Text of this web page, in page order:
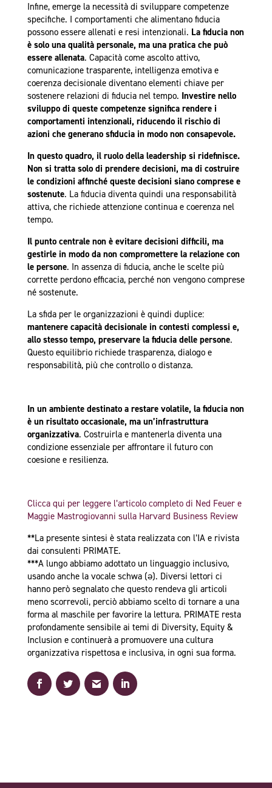
Infine, emerge la necessità di sviluppare competenze
specifiche. I comportamenti che alimentano fiducia
possono essere allenati e resi intenzionali. La fiducia non
è solo una qualità personale, ma una pratica che può
essere allenata. Capacità come ascolto attivo,
comunicazione trasparente, intelligenza emotiva e
coerenza decisionale diventano elementi chiave per
sostenere relazioni di fiducia nel tempo. Investire nello
sviluppo di queste competenze significa rendere i
comportamenti intenzionali, riducendo il rischio di
azioni che generano sfiducia in modo non consapevole.
In questo quadro, il ruolo della leadership si ridefinisce.
Non si tratta solo di prendere decisioni, ma di costruire
le condizioni affinché queste decisioni siano comprese e
sostenute. La fiducia diventa quindi una responsabilità
attiva, che richiede attenzione continua e coerenza nel
tempo.
Il punto centrale non è evitare decisioni difficili, ma
gestirle in modo da non compromettere la relazione con
le persone. In assenza di fiducia, anche le scelte più
corrette perdono efficacia, perché non vengono comprese
né sostenute.
La sfida per le organizzazioni è quindi duplice:
mantenere capacità decisionale in contesti complessi e,
allo stesso tempo, preservare la fiducia delle persone.
Questo equilibrio richiede trasparenza, dialogo e
responsabilità, più che controllo o distanza.
In un ambiente destinato a restare volatile, la fiducia non
è un risultato occasionale, ma un’infrastruttura
organizzativa. Costruirla e mantenerla diventa una
condizione essenziale per affrontare il futuro con
coesione e resilienza.
Clicca qui per leggere l’articolo completo di Ned Feuer e
Maggie Mastrogiovanni sulla Harvard Business Review
**La presente sintesi è stata realizzata con l’IA e rivista
dai consulenti PRIMATE.
***A lungo abbiamo adottato un linguaggio inclusivo,
usando anche la vocale schwa (ə). Diversi lettori ci
hanno però segnalato che questo rendeva gli articoli
meno scorrevoli, perciò abbiamo scelto di tornare a una
forma al maschile per favorire la lettura. PRIMATE resta
profondamente sensibile ai temi di Diversity, Equity &
Inclusion e continuerà a promuovere una cultura
organizzativa rispettosa e inclusiva, in ogni sua forma.